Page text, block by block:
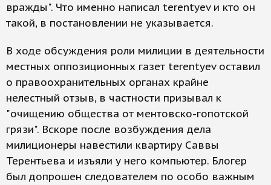
вражды". Что именно написал terentyev и кто он
такой, в постановлении не указывается.
В ходе обсуждения роли милиции в деятельности
местных оппозиционных газет terentyev оставил
о правоохранительных органах крайне
нелестный отзыв, в частности призывал к
"очищению общества от ментовско-гопотской
грязи". Вскоре после возбуждения дела
милиционеры навестили квартиру Саввы
Терентьева и изъяли у него компьютер. Блогер
был допрошен следователем по особо важным